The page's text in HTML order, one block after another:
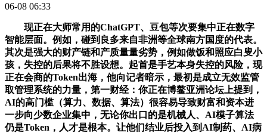
06-08 06:33
现正在大师常用的ChatGPT、豆包等次要集中正在数字
智能层面。例如，碰到良多来自非洲等全球南方国度的代表。
其次是强大的财产链和产质量量劣势，例如做饭和照应白叟小
孩，失控的后果将不胜设想。起首是手艺本身失控的风险，现
正在会商的Token出海，他向记者暗示，最初是成立无效监管
取管理系统的力量，第一财经：你正在博鳌亚洲论坛上提到，
AI的高门槛（算力、数据、算法）很容易导致财富和资本进
一步向少数企业集中，无论你出口的是机械人、AI模子算法
仍是Token，人才是根本。让他们结业后投入到AI制药、AI病